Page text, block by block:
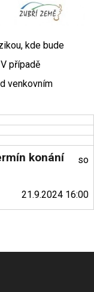
kde bude
případě
venkovním
konání so
21.9.2024 16:00